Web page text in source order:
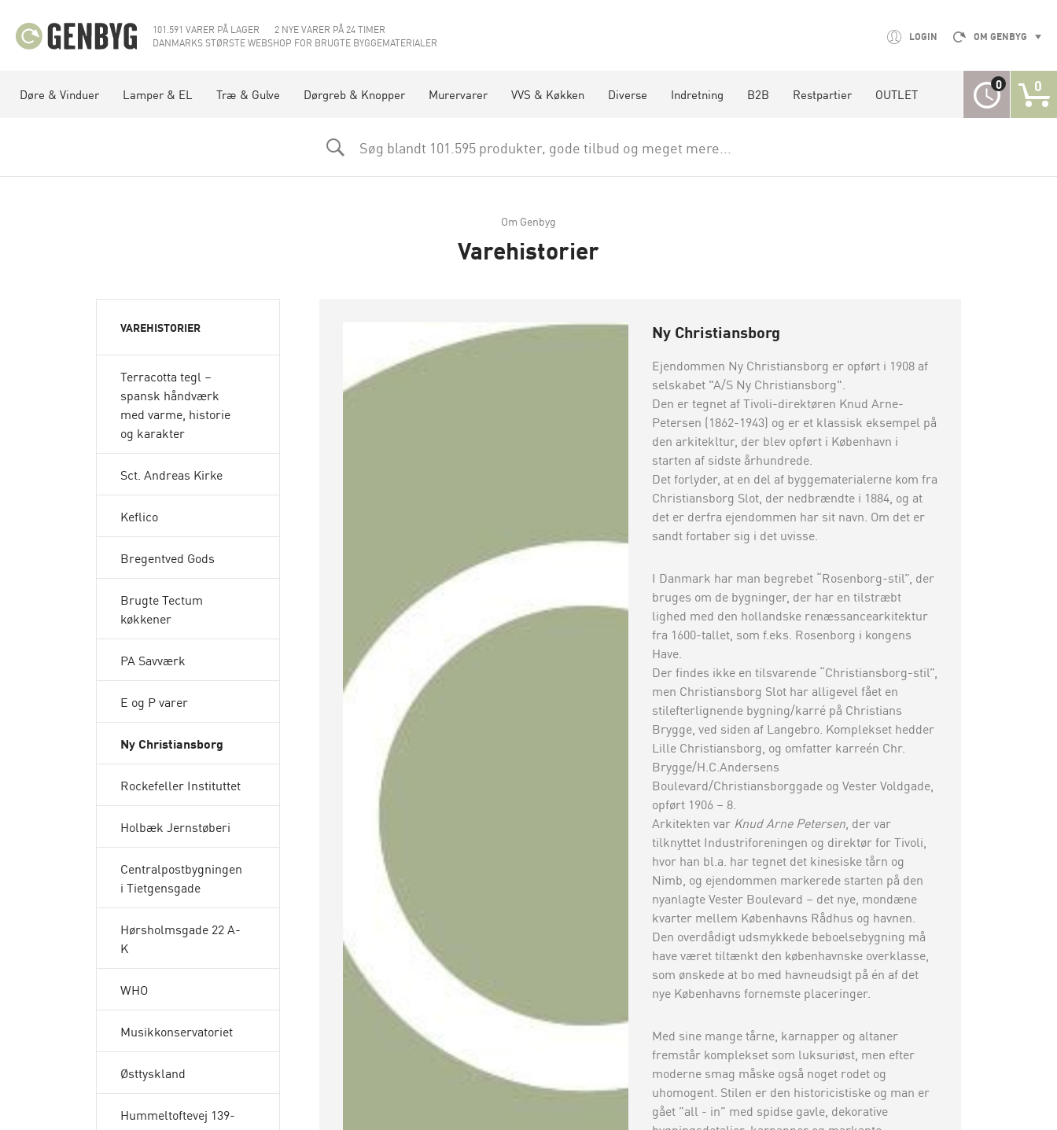
101.591 VARER PÅ LAGER
2 NYE VARER PÅ 24 TIMER
DANMARKS STØRSTE WEBSHOP FOR BRUGTE BYGGEMATERIALER
LOGIN OM GENBYG
Døre & Vinduer Lamper & EL Træ & Gulve Dørgreb & Knopper Murervarer VVS & Køkken Diverse Indretning B2B Restpartier OUTLET
0 0
Søg blandt 101.595 produkter, gode tilbud og meget mere...
Om Genbyg
Varehistorier
VAREHISTORIER
Terracotta tegl –
spansk håndværk
med varme, historie
og karakter
Sct. Andreas Kirke
Keflico
Bregentved Gods
Brugte Tectum
køkkener
PA Savværk
E og P varer
Ny Christiansborg
Rockefeller Instituttet
Holbæk Jernstøberi
Centralpostbygningen
i Tietgensgade
Hørsholmsgade 22 A-
K
WHO
Musikkonservatoriet
Østtyskland
Hummeltoftevej 139-
Ny Christiansborg
Ejendommen Ny Christiansborg er opført i 1908 af
selskabet "A/S Ny Christiansborg".
Den er tegnet af Tivoli-direktøren Knud Arne-
Petersen (1862-1943) og er et klassisk eksempel på
den arkitekltur, der blev opført i København i
starten af sidste århundrede.
Det forlyder, at en del af byggematerialerne kom fra
Christiansborg Slot, der nedbrændte i 1884, og at
det er derfra ejendommen har sit navn. Om det er
sandt fortaber sig i det uvisse.
I Danmark har man begrebet “Rosenborg-stil”, der
bruges om de bygninger, der har en tilstræbt
lighed med den hollandske renæssancearkitektur
fra 1600-tallet, som f.eks. Rosenborg i kongens
Have.
Der findes ikke en tilsvarende “Christiansborg-stil”,
men Christiansborg Slot har alligevel fået en
stilefterlignende bygning/karré på Christians
Brygge, ved siden af Langebro. Komplekset hedder
Lille Christiansborg, og omfatter karreén Chr.
Brygge/H.C.Andersens
Boulevard/Christiansborggade og Vester Voldgade,
opført 1906 – 8.
Arkitekten var Knud Arne Petersen, der var
tilknyttet Industriforeningen og direktør for Tivoli,
hvor han bl.a. har tegnet det kinesiske tårn og
Nimb, og ejendommen markerede starten på den
nyanlagte Vester Boulevard – det nye, mondæne
kvarter mellem Københavns Rådhus og havnen.
Den overdådigt udsmykkede beboelsebygning må
have været tiltænkt den københavnske overklasse,
som ønskede at bo med havneudsigt på én af det
nye Københavns fornemste placeringer.
Med sine mange tårne, karnapper og altaner
fremstår komplekset som luksuriøst, men efter
moderne smag måske også noget rodet og
uhomogent. Stilen er den historicistiske og man er
gået ”all - in” med spidse gavle, dekorative